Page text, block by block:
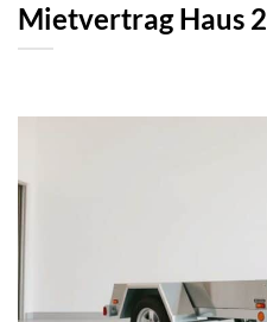
Mietvertrag Haus 2